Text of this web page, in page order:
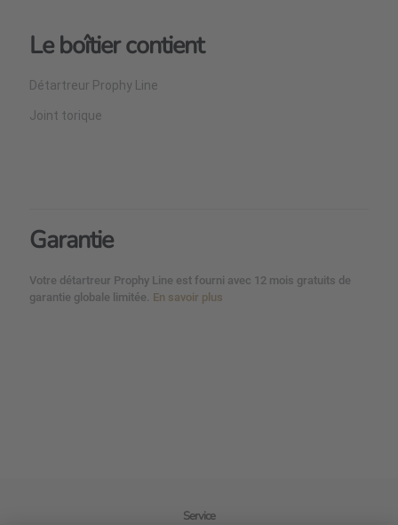
Le boîtier contient
Détartreur Prophy Line
Joint torique
Garantie
Votre détartreur Prophy Line est fourni avec 12 mois gratuits de
garantie globale limitée. En savoir plus
Service